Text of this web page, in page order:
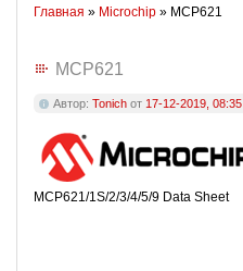
Главная » Microchip » MCP621
MCP621
Автор: Tonich от 17-12-2019, 08:35
MCP621/1S/2/3/4/5/9 Data Sheet